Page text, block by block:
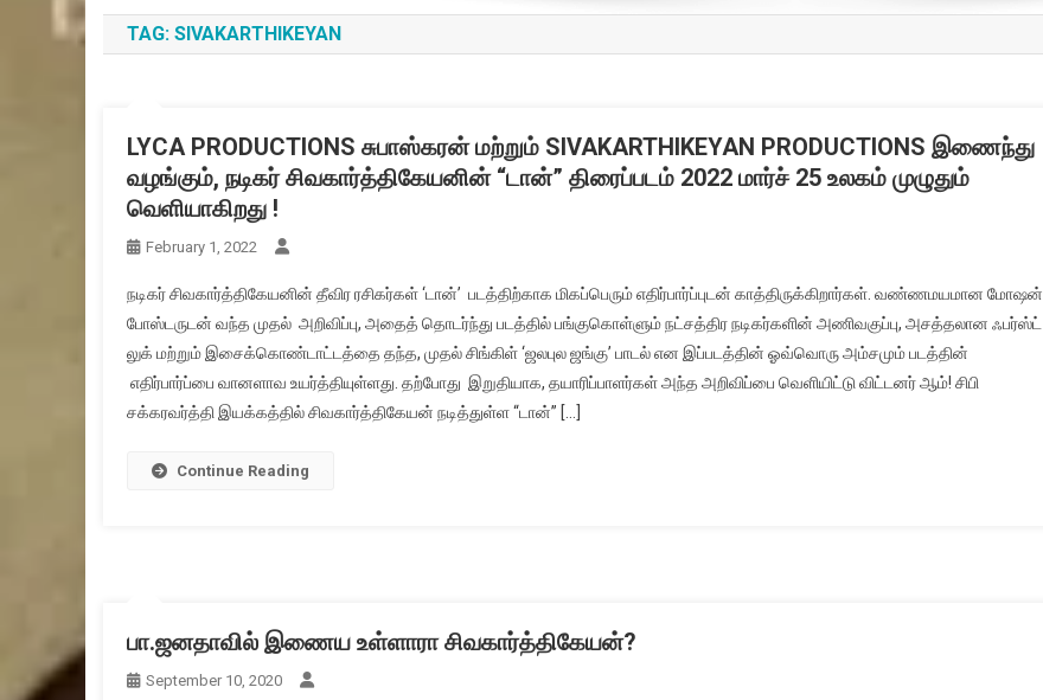
TAG: SIVAKARTHIKEYAN
LYCA PRODUCTIONS சுபாஸ்கரன் மற்றும் SIVAKARTHIKEYAN PRODUCTIONS இணைந்து
வழங்கும், நடிகர் சிவகார்த்திகேயனின் “டான்” திரைப்படம் 2022 மார்ச் 25 உலகம் முழுதும்
வெளியாகிறது !
February 1, 2022
நடிகர் சிவகார்த்திகேயனின் தீவிர ரசிகர்கள் ‘டான்’ படத்திற்காக மிகப்பெரும் எதிர்பார்ப்புடன் காத்திருக்கிறார்கள். வண்ணமயமான மோஷன்
போஸ்டருடன் வந்த முதல் அறிவிப்பு, அதைத் தொடர்ந்து படத்தில் பங்குகொள்ளும் நட்சத்திர நடிகர்களின் அணிவகுப்பு, அசத்தலான ஃபர்ஸ்ட்
லுக் மற்றும் இசைக்கொண்டாட்டத்தை தந்த, முதல் சிங்கிள் ‘ஜலபுல ஜங்கு’ பாடல் என இப்படத்தின் ஓவ்வொரு அம்சமும் படத்தின்
எதிர்பார்ப்பை வானளாவ உயர்த்தியுள்ளது. தற்போது இறுதியாக, தயாரிப்பாளர்கள் அந்த அறிவிப்பை வெளியிட்டு விட்டனர் ஆம்! சிபி
சக்கரவர்த்தி இயக்கத்தில் சிவகார்த்திகேயன் நடித்துள்ள “டான்” […]
Continue Reading
பா.ஜனதாவில் இணைய உள்ளாரா சிவகார்த்திகேயன்?
September 10, 2020